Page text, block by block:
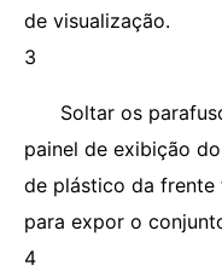
de visualização.
3
Soltar os
painel de exibição
de plástico da frente
para expor o
4